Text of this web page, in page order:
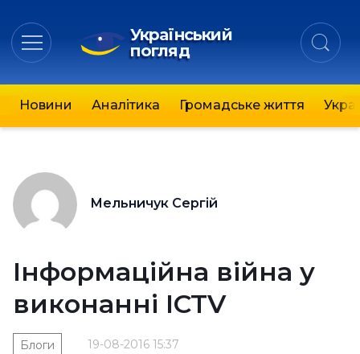
Український
погляд
Новини Аналітика Громадське життя
Мельничук Сергій
Інформаційна війна у
виконанні ICTV
19-08-2016 15:37
Блоги